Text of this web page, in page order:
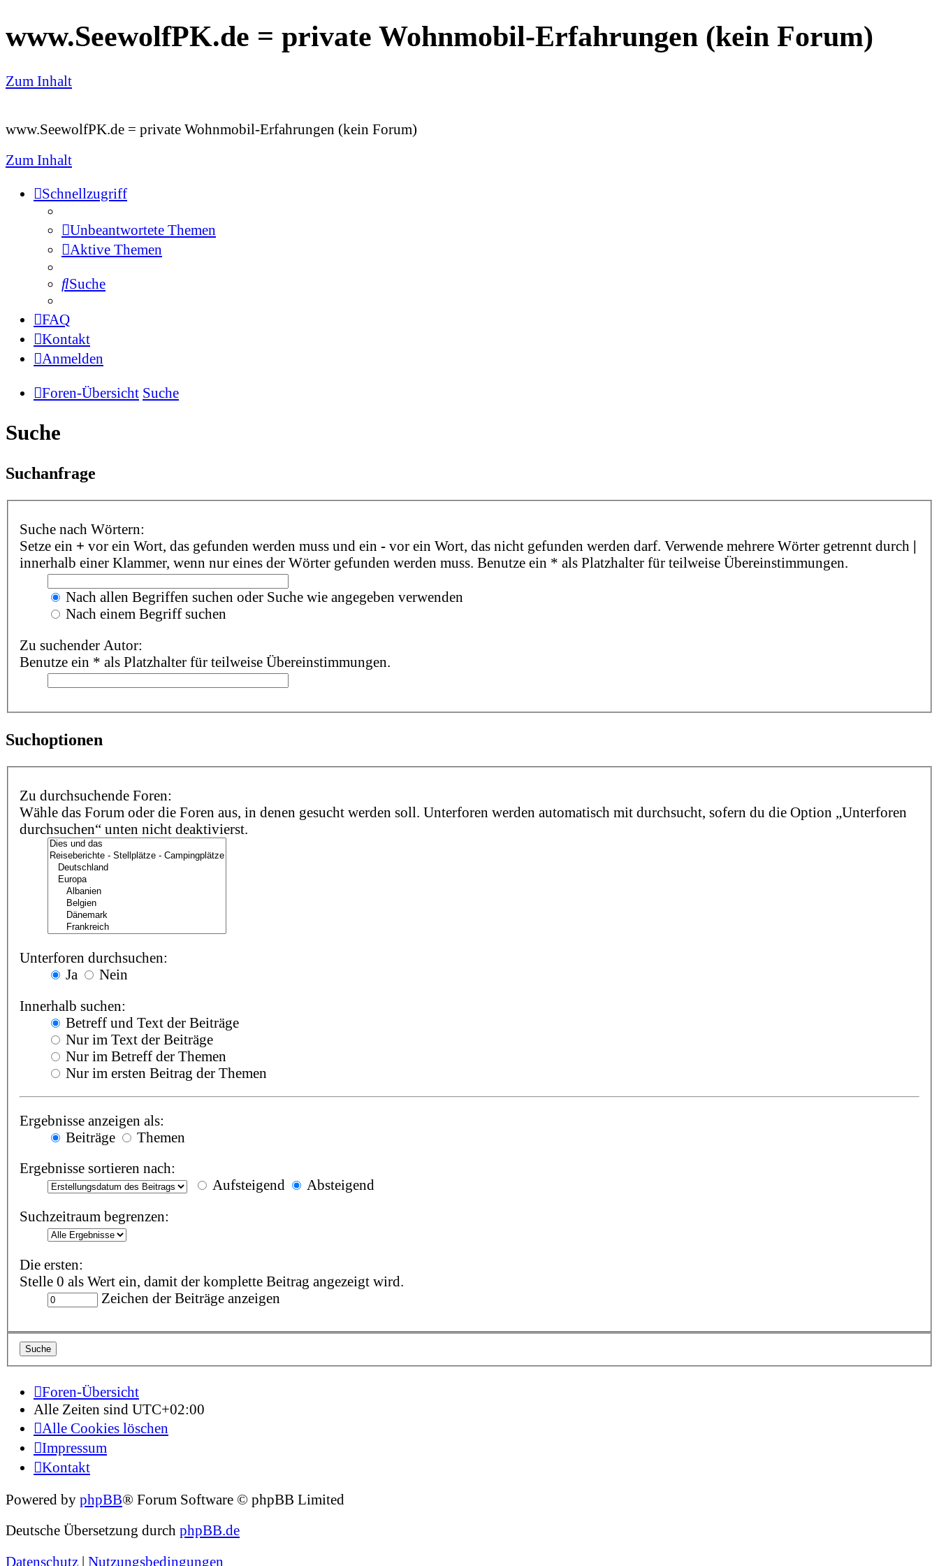
www.SeewolfPK.de = private Wohnmobil-Erfahrungen (kein Forum)
Zum Inhalt
www.SeewolfPK.de = private Wohnmobil-Erfahrungen (kein Forum)
Zum Inhalt
Schnellzugriff
Unbeantwortete Themen
Aktive Themen
Suche
FAQ
Kontakt
Anmelden
Foren-Übersicht Suche
Suche
Suchanfrage
Suche nach Wörtern:
Setze ein + vor ein Wort, das gefunden werden muss und ein -vor ein Wort, das nicht gefunden werden darf. Verwende mehrere Wörter getrennt durch |
innerhalb einer Klammer, wenn nur eines der Wörter gefunden werden muss. Benutze ein * als Platzhalter für teilweise Übereinstimmungen.
Nach allen Begriffen suchen oder Suche wie angegeben verwenden
Nach einem Begriff suchen
Zu suchender Autor:
Benutze ein * als Platzhalter für teilweise Übereinstimmungen.
Suchoptionen
Zu durchsuchende Foren:
Wähle das Forum oder die Foren aus, in denen gesucht werden soll. Unterforen werden automatisch mit durchsucht, sofern du die Option „Unterforen
durchsuchen“ unten nicht deaktivierst.
Unterforen durchsuchen:
Ja
Nein
Innerhalb suchen:
Betreff und Text der Beiträge
Nur im Text der Beiträge
Nur im Betreff der Themen
Nur im ersten Beitrag der Themen
Ergebnisse anzeigen als:
Beiträge
Themen
Ergebnisse sortieren nach:
Aufsteigend
Absteigend
Suchzeitraum begrenzen:
Die ersten:
Stelle 0 als Wert ein, damit der komplette Beitrag angezeigt wird.
Zeichen der Beiträge anzeigen
Foren-Übersicht
Alle Zeiten sind UTC+02:00
Alle Cookies löschen
Impressum
Kontakt
Powered by phpBB® Forum Software © phpBB Limited
Deutsche Übersetzung durch phpBB.de
Datenschutz | Nutzungsbedingungen